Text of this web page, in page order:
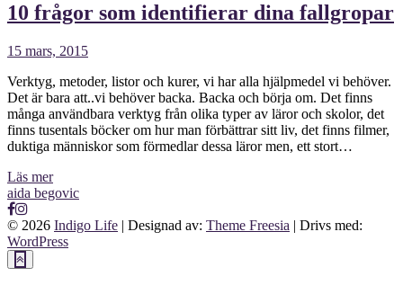
10 frågor som identifierar dina fallgropar
15 mars, 2015
Verktyg, metoder, listor och kurer, vi har alla hjälpmedel vi behöver.
Det är bara att..vi behöver backa. Backa och börja om. Det finns
många användbara verktyg från olika typer av läror och skolor, det
finns tusentals böcker om hur man förbättrar sitt liv, det finns filmer,
duktiga människor som förmedlar dessa läror men, ett stort…
Läs mer
aida begovic
© 2026 Indigo Life | Designad av: Theme Freesia | Drivs med:
WordPress